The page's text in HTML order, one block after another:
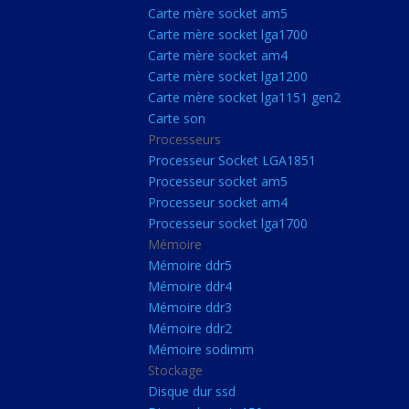
Carte Mère Socket
Carte mère socket am5
Carte mère socket
Carte mère socket am4
Carte mère socket
Carte son
Processeurs
Carte mère socket am5
Carte mère socket lga1700
Carte mère socket am4
Carte mère socket lga1200
Carte mère socket lga1151 gen2
Carte son
Processeurs
Processeur Socket LGA1851
Processeur socket am5
Processeur socket am4
Processeur socket lga1700
Mémoire
Mémoire ddr5
Mémoire ddr4
Mémoire ddr3
Mémoire ddr2
Mémoire sodimm
Stockage
Disque dur ssd